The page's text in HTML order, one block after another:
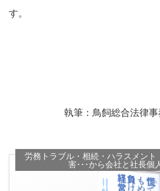
す。
執筆：鳥飼総合法律
労務トラブル・相続・ハラスメント
害･･･から会社と社長個